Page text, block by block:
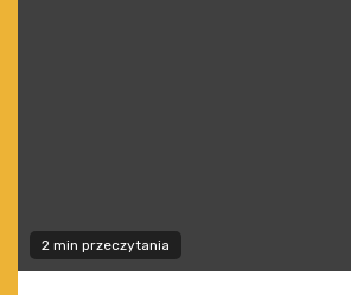
2 min przeczytania